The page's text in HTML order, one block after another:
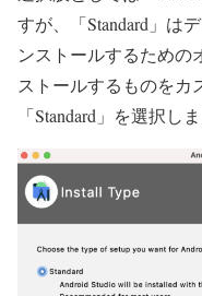
すが、「Standard」は
ンストールするための
ストールするものをカ
「Standard」を選択し